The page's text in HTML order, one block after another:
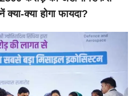
क्या-क्या होगा फायदा?